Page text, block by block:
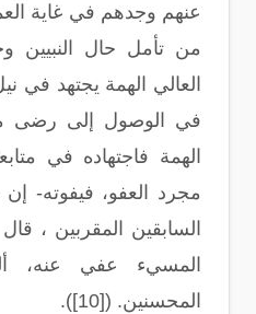
عنهم وجدهم في غاية
من تأمل حال النبيين
العالي الهمة يجتهد في
في الوصول إلى رضى
الهمة فاجتهاده في
مجرد العفو، فيفوته-
السابقين المقربين ،
المسيء عفي عنه،
المحسنين. ([10]).